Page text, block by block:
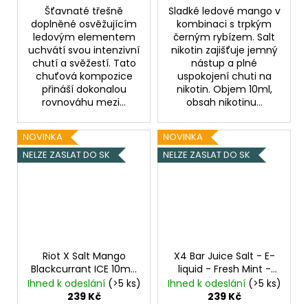
Šťavnaté třešně
doplněné osvěžujícím
ledovým elementem
uchvátí svou intenzivní
chutí a svěžestí. Tato
chuťová kompozice
přináší dokonalou
rovnováhu mezi...
Sladké ledové mango v
kombinaci s trpkým
černým rybízem. Salt
nikotin zajišťuje jemný
nástup a plné
uspokojení chuti na
nikotin. Objem 10ml,
obsah nikotinu...
NOVINKA
NELZE ZASLAT DO SK
Riot X Salt Mango
Blackcurrant ICE 10mg
Ledové mango a
černý rybíz
Ihned k odeslání (>5 ks)
239 Kč
NOVINKA
NELZE ZASLAT DO SK
X4 Bar Juice Salt - E-
liquid - Fresh Mint -
20mgČerstvá máta
Ihned k odeslání (>5 ks)
239 Kč